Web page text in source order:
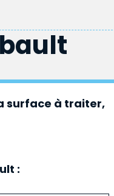
surface à traiter,
: